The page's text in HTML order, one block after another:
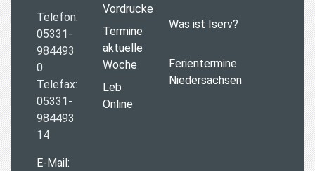
Telefon:
05331-
984493
0
Telefax:
05331-
984493
14
E-Mail:
Vordrucke
Termine
aktuelle
Woche
Leb
Online
Was ist Iserv?
Ferientermine
Niedersachsen